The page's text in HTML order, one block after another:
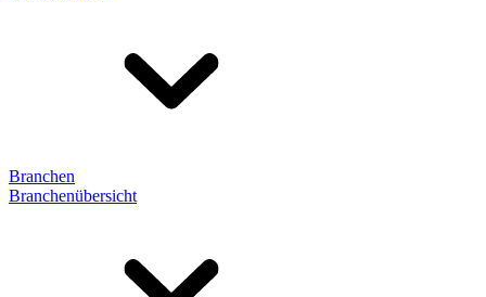
Branchen
Branchenübersicht